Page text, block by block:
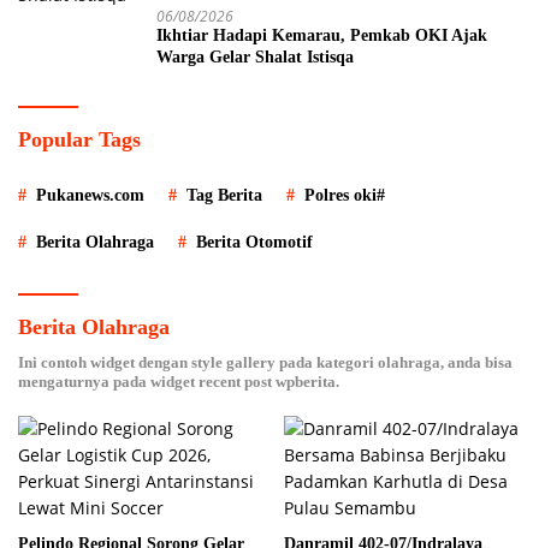
06/08/2026
Ikhtiar Hadapi Kemarau, Pemkab OKI Ajak
Warga Gelar Shalat Istisqa
Popular Tags
Pukanews.com Tag Berita Polres oki#
Berita Olahraga Berita Otomotif
Berita Olahraga
Ini contoh widget dengan style gallery pada kategori olahraga, anda bisa
mengaturnya pada widget recent post wpberita.
Pelindo Regional Sorong Gelar
Danramil 402-07/Indralaya